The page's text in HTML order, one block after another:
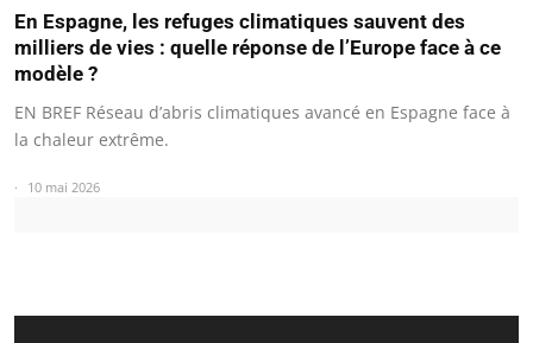
En Espagne, les refuges climatiques sauvent des
milliers de vies : quelle réponse de l’Europe face à ce
modèle ?
EN BREF Réseau d’abris climatiques avancé en Espagne face à
la chaleur extrême.
10 mai 2026